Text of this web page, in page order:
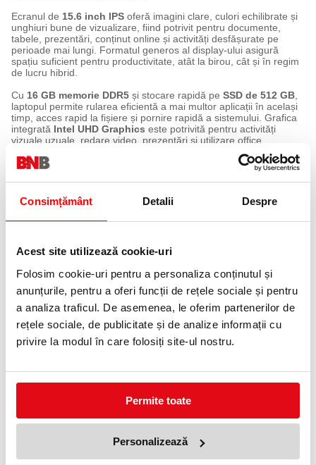
Consimțământ Detalii Despre
Acest site utilizează cookie-uri
Folosim cookie-uri pentru a personaliza conținutul și
anunțurile, pentru a oferi funcții de rețele sociale și pentru
a analiza traficul. De asemenea, le oferim partenerilor de
rețele sociale, de publicitate și de analize informații cu
privire la modul în care folosiți site-ul nostru.
Permite toate
Personalizează
Ecranul de 15.6 inch IPSoferă imagini clare, culori echilibrate și
unghiuri bune de vizualizare, fiind potrivit pentru documente,
tabele, prezentări, conținut online și activități desfășurate pe
perioade mai lungi. Formatul generos al display-ului asigură
spațiu suficient pentru productivitate, atât la birou, cât și în regim
de lucru hibrid.
Cu 16 GB memorie DDR5și stocare rapidă pe SSD de 512 GB,
laptopul permite rularea eficientă a mai multor aplicații în același
timp, acces rapid la fișiere și pornire rapidă a sistemului. Grafica
integrată Intel UHD Graphics este potrivită pentru activități
vizuale uzuale, redare video, prezentări și utilizare office.
Modelul se livrează
, oferind flexibilitate în
alegerea și instalarea platformei software dorite, în funcție de
cerințele utilizatorului sau ale companiei. Datorită configurației
echilibrate, ASUS ExpertBook B1 B1503CVA reprezintă o soluție
practică pentru companii, instituții, utilizatori business, studenți
sau persoane care au nevoie de un laptop fiabil pentru
Caracteristici principale:
Intel Core i5-13420H, potrivit pentru activități business,
multitasking și utilizare zilnică eficientă.
Ecran
Display de 15.6 inch IPS, cu imagine clară și unghiuri bune de
vizualizare.
Memorie RAM
16 GB DDR5, pentru rularea fluentă a aplicațiilor și lucrul cu mai
spațiu suficient pentru documente și aplicații.
și sarcini multimedia de bază.
Se livrează fără sistem de operare, oferind libertate în alegerea